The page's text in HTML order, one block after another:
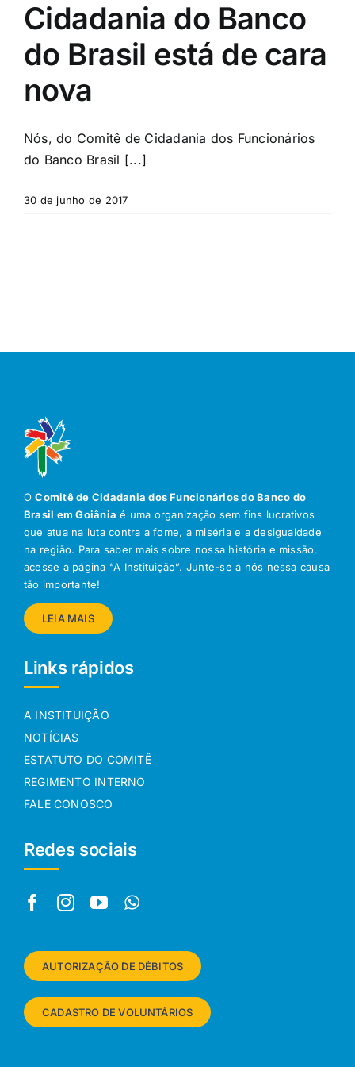
Cidadania do Banco
do Brasil está de cara
nova
Nós, do Comitê de Cidadania dos Funcionários
do Banco Brasil [...]
30 de junho de 2017
OComitê de Cidadania dos Funcionários do Banco do
Brasil em Goiânia é uma organização sem fins lucrativos
que atua na luta contra a fome, a miséria e a desigualdade
na região. Para saber mais sobre nossa história e missão,
acesse a página “A Instituição”. Junte-se a nós nessa causa
tão importante!
LEIA MAIS
Links rápidos
A INSTITUIÇÃO
NOTÍCIAS
ESTATUTO DO COMITÊ
REGIMENTO INTERNO
FALE CONOSCO
Redes sociais
AUTORIZAÇÃO DE DÉBITOS
CADASTRO DE VOLUNTÁRIOS